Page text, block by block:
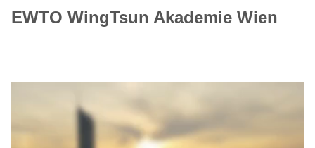
EWTO WingTsun Akademie Wien